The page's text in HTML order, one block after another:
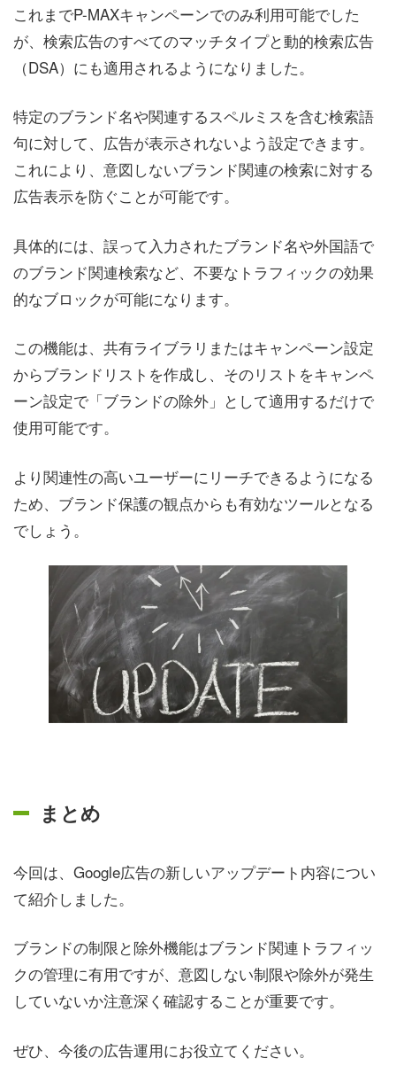
これまでP-MAXキャンペーンでのみ利用可能でした
が、検索広告のすべてのマッチタイプと動的検索広告
（DSA）にも適用されるようになりました。
特定のブランド名や関連するスペルミスを含む検索語
句に対して、広告が表示されないよう設定できます。
これにより、意図しないブランド関連の検索に対する
広告表示を防ぐことが可能です。
具体的には、誤って入力されたブランド名や外国語で
のブランド関連検索など、不要なトラフィックの効果
的なブロックが可能になります。
この機能は、共有ライブラリまたはキャンペーン設定
からブランドリストを作成し、そのリストをキャンペ
ーン設定で「ブランドの除外」として適用するだけで
使用可能です。
より関連性の高いユーザーにリーチできるようになる
ため、ブランド保護の観点からも有効なツールとなる
でしょう。
まとめ
今回は、Google広告の新しいアップデート内容につい
て紹介しました。
ブランドの制限と除外機能はブランド関連トラフィッ
クの管理に有用ですが、意図しない制限や除外が発生
していないか注意深く確認することが重要です。
ぜひ、今後の広告運用にお役立てください。